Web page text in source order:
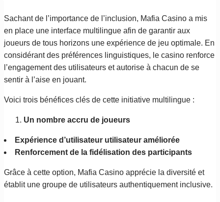
Sachant de l’importance de l’inclusion, Mafia Casino a mis
en place une interface multilingue afin de garantir aux
joueurs de tous horizons une expérience de jeu optimale. En
considérant des préférences linguistiques, le casino renforce
l’engagement des utilisateurs et autorise à chacun de se
sentir à l’aise en jouant.
Voici trois bénéfices clés de cette initiative multilingue :
Un nombre accru de joueurs
Expérience d’utilisateur utilisateur améliorée
Renforcement de la fidélisation des participants
Grâce à cette option, Mafia Casino apprécie la diversité et
établit une groupe de utilisateurs authentiquement inclusive.